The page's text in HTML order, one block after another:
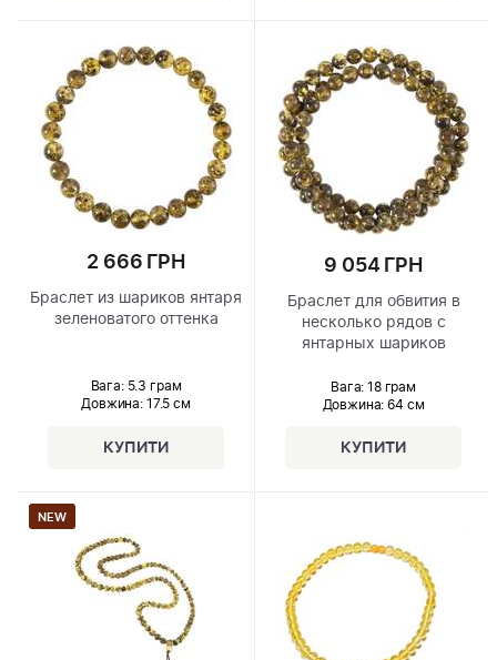
2 666 ГРН
Браслет из шариков янтаря
зеленоватого оттенка
Вага: 5.3 грам
Довжина: 17.5 см
9 054 ГРН
Браслет для обвития в
несколько рядов с
янтарных шариков
Вага: 18 грам
Довжина: 64 см
NEW